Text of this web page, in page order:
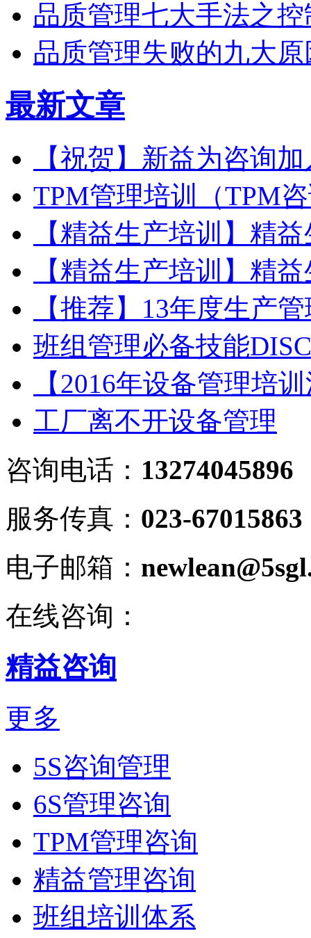
品质管理七大手法之
品质管理失败的九大
最新文章
【祝贺】新益为咨询
TPM管理培训（TPM
【精益生产培训】精
【精益生产培训】精
【推荐】13年度生产
班组管理必备技能DISC
【2016年设备管理培
工厂离不开设备管理
咨询电话： 13274045896
服务传真： 023-67015863
电子邮箱：
在线咨询：
精益咨询
更多
5S咨询管理
6S管理咨询
TPM管理咨询
精益管理咨询
班组培训体系